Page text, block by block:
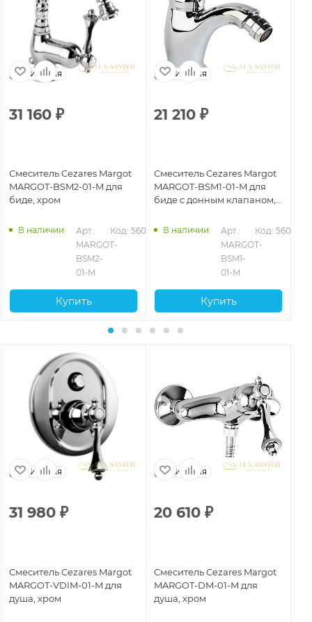
Италия
31 160 ₽
Смеситель Cezares Margot
MARGOT-BSM2-01-M для
биде, хром
В наличии
Арт.:
MARGOT-
BSM2-
01-M
Код: 56082
Купить
Италия
21 210 ₽
Смеситель Cezares Margot
MARGOT-BSM1-01-M для
биде с донным клапаном,
В наличии
Арт.:
MARGOT-
BSM1-
01-M
Код: 56076
Купить
Италия
31 980 ₽
Смеситель Cezares Margot
MARGOT-VDIM-01-M для
душа, хром
Италия
20 610 ₽
Смеситель Cezares Margot
MARGOT-DM-01-M для
душа, хром